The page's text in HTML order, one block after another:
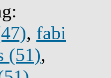
, fabi
(51),